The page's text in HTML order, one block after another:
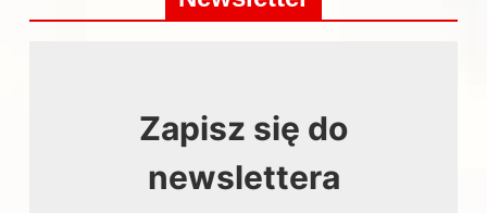
Zapisz się do
newslettera